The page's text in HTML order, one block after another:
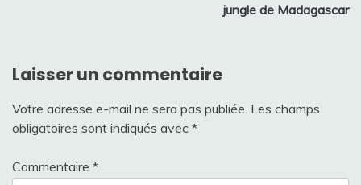
jungle de Madagascar
Laisser un commentaire
Votre adresse e-mail ne sera pas publiée. Les champs
obligatoires sont indiqués avec *
Commentaire *